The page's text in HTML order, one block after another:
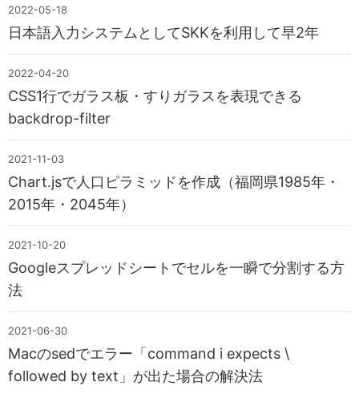
2022-05-18
日本語入力システムとしてSKKを利用して早2年
2022-04-20
CSS1行でガラス板・すりガラスを表現できる
backdrop-filter
2021-11-03
Chart.jsで人口ピラミッドを作成（福岡県1985年・
2015年・2045年）
2021-10-20
Googleスプレッドシートでセルを一瞬で分割する方
法
2021-06-30
Macのsedでエラー「command i expects \
followed by text」が出た場合の解決法